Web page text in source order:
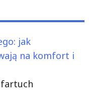
jak
na komfort i